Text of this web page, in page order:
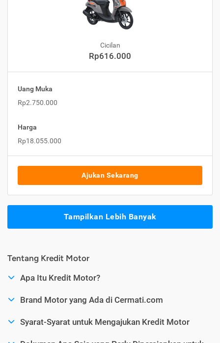
Cicilan
Rp616.000
Uang Muka
Rp2.750.000
Harga
Rp18.055.000
Ajukan Sekarang
Tampilkan Lebih Banyak
Tentang Kredit Motor
Apa Itu Kredit Motor?
Brand Motor yang Ada di Cermati.com
Syarat-Syarat untuk Mengajukan Kredit Motor